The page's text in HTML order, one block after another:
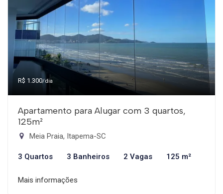
R$ 1.300/dia
Apartamento para Alugar com 3 quartos,
125m²
Meia Praia, Itapema-SC
3 Quartos 3 Banheiros 2 Vagas 125 m²
Mais informações